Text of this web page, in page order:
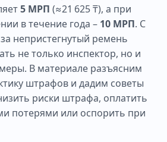
5 МРП (≈21 625 ₸), а при
в течение года – 10 МРП. С
непристегнутый ремень
не только инспектор, но и
В материале разъясним
штрафов и дадим советы
риски штрафа, оплатить
потерями или оспорить при